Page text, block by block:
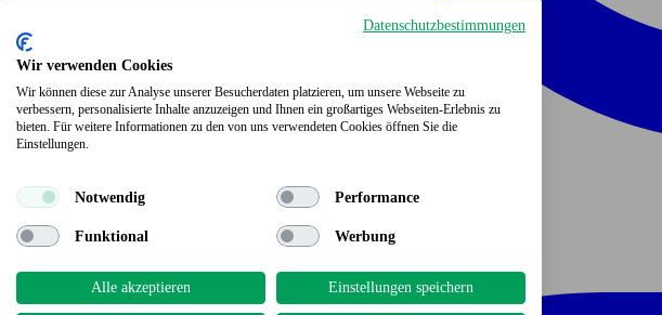
Datenschutzbestimmungen
Wir verwenden Cookies
Wir können diese zur Analyse unserer Besucherdaten platzieren, um unsere Webseite zu
verbessern, personalisierte Inhalte anzuzeigen und Ihnen ein großartiges Webseiten-Erlebnis zu
bieten. Für weitere Informationen zu den von uns verwendeten Cookies öffnen Sie die
Einstellungen.
Notwendig Performance
Funktional Werbung
Alle akzeptieren Einstellungen speichern